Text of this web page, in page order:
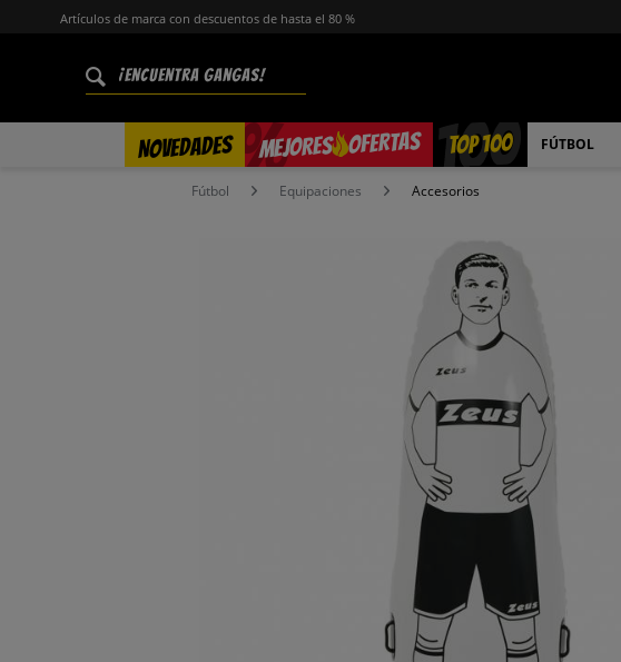
Artículos de marca con descuentos de hasta el 80 %
NOVEDADES MEJORES OFERTAS
% TOP 100 FÚTBOL
Fútbol Equipaciones Accesorios